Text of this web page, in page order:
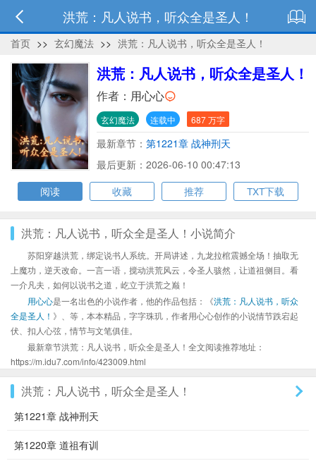
洪荒：凡人说书，听众全是圣人！
首页 >> 玄幻魔法 >> 洪荒：凡人说书，听众全是圣人！
洪荒：凡人说书，听众全是圣人！
作者： 用心心
玄幻魔法 连载中 687 万字
最新章节： 第1221章 战神刑天
最后更新：2026-06-10 00:47:13
阅读
收藏 推荐 TXT下载
洪荒：凡人说书，听众全是圣人！小说简介
苏阳穿越洪荒，绑定说书人系统。开局讲述，九龙拉棺震撼全场！抽取无
上魔功，逆天改命。一言一语，搅动洪荒风云，令圣人骇然，让道祖侧目。看
一介凡夫，如何以说书之道，屹立于洪荒之巅！
用心心是一名出色的小说作者，他的作品包括：《洪荒：凡人说书，听众
全是圣人！ 》、等，本本精品，字字珠玑，作者用心心创作的小说情节跌宕起
伏、扣人心弦，情节与文笔俱佳。
最新章节洪荒：凡人说书，听众全是圣人！全文阅读推荐地址：
https://m.idu7.com/info/423009.html
洪荒：凡人说书，听众全是圣人！
第1221章 战神刑天
第1220章 道祖有训